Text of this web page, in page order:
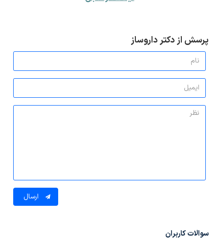
پرسش از دکتر داروساز
ارسال
سوالات کاربران